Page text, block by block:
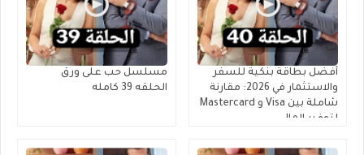
أفضل بطاقة بنكية للسفر
والاستثمار في 2026: مقارنة
شاملة بين Visa و Mastercard
لتوفير المال
مسلسل حب على ورق
الحلقه 39 كامله